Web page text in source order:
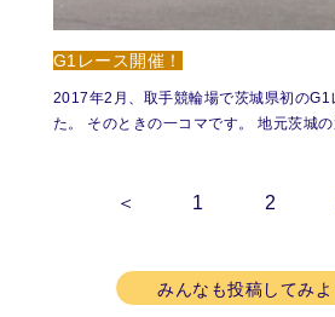
G1レース開催！
2017年2月、取手競輪場で茨城県初のG1
た。 そのときの一コマです。 地元茨城の
＜ 1 2
みんなも投稿してみよ